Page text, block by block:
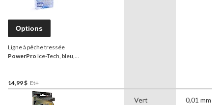
Options
Ligne à pêche tressée
PowerPro Ice-Tech, bleu,
14,99 $ Et+
Vert 0,01 mm